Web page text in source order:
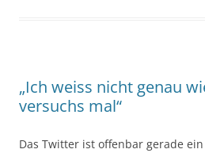
„Ich weiss nicht genau
versuchs mal“
Das Twitter ist offenbar gerade